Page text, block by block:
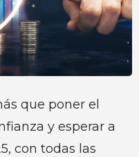
que poner el
y esperar a
con todas las